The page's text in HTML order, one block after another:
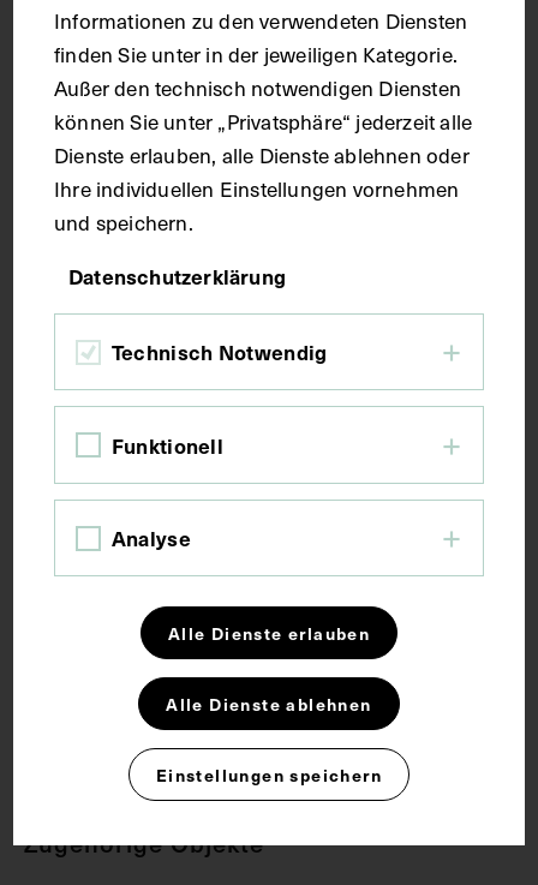
Maße
Seitenblatt 38,8 x 27,5 cm
Kurzbeschreibung
Wachsmodell der Hand.
Schlagwörter
Anatomie
Gelenk
Lehrmittel
CC BY-NC-SA 4.0
Zugehörige Objekte
Informationen zu den verwendeten Diensten
finden Sie unter in der jeweiligen Kategorie.
Außer den technisch notwendigen Diensten
können Sie unter „Privatsphäre“ jederzeit alle
Dienste erlauben, alle Dienste ablehnen oder
Ihre individuellen Einstellungen vornehmen
und speichern.
Datenschutzerklärung
Technisch Notwendig
Funktionell
Analyse
Alle Dienste erlauben
Alle Dienste ablehnen
Einstellungen speichern